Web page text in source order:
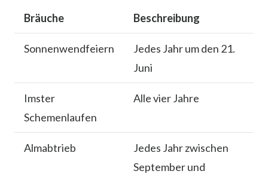
Bräuche Beschreibung
Sonnenwendfeiern
Jedes Jahr um den 21.
Juni
Imster
Schemenlaufen
Alle vier Jahre
Almabtrieb
Jedes Jahr zwischen
September und